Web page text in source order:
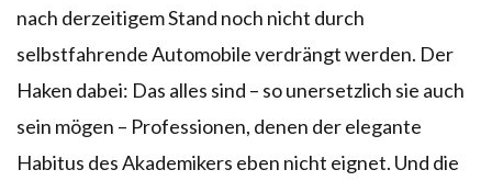
nach derzeitigem Stand noch nicht durch
selbstfahrende Automobile verdrängt werden. Der
Haken dabei: Das alles sind – so unersetzlich sie auch
sein mögen – Professionen, denen der elegante
Habitus des Akademikers eben nicht eignet. Und die